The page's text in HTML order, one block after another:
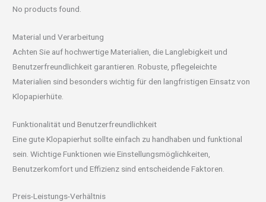
No products found.
Material und Verarbeitung
Achten Sie auf hochwertige Materialien, die Langlebigkeit und
Benutzerfreundlichkeit garantieren. Robuste, pflegeleichte
Materialien sind besonders wichtig für den langfristigen Einsatz von
Klopapierhüte.
Funktionalität und Benutzerfreundlichkeit
Eine gute Klopapierhut sollte einfach zu handhaben und funktional
sein. Wichtige Funktionen wie Einstellungsmöglichkeiten,
Benutzerkomfort und Effizienz sind entscheidende Faktoren.
Preis-Leistungs-Verhältnis